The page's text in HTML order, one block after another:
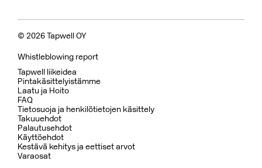
© 2026 Tapwell OY
Whistleblowing report
Tapwell liikeidea
Pintakäsittelyistämme
Laatu ja Hoito
FAQ
Tietosuoja ja henkilötietojen käsittely
Takuuehdot
Palautusehdot
Käyttöehdot
Kestävä kehitys ja eettiset arvot
Varaosat